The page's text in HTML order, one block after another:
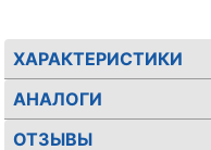
ХАРАКТЕРИСТИКИ
АНАЛОГИ
ОТЗЫВЫ